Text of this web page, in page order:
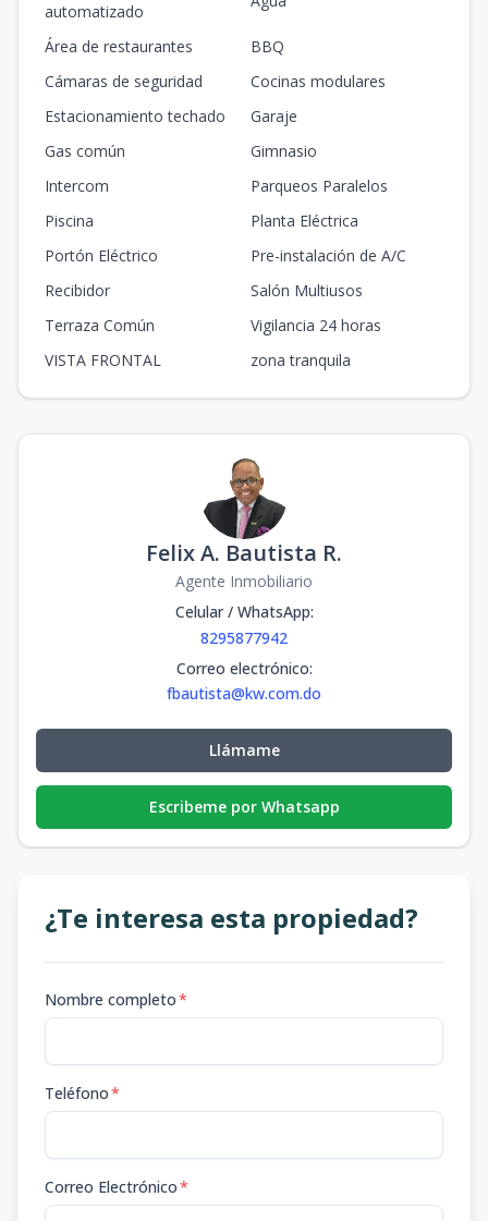
automatizado
Área de restaurantes
BBQ
Cámaras de seguridad
Cocinas modulares
Estacionamiento techado
Garaje
Gas común
Gimnasio
Intercom
Parqueos Paralelos
Piscina
Planta Eléctrica
Portón Eléctrico
Pre-instalación de A/C
Recibidor
Salón Multiusos
Terraza Común
Vigilancia 24 horas
VISTA FRONTAL
zona tranquila
Felix A. Bautista R.
Agente Inmobiliario
Celular / WhatsApp:
8295877942
Correo electrónico:
fbautista@kw.com.do
Llámame
Escribeme por Whatsapp
¿Te interesa esta propiedad?
Nombre completo*
Teléfono*
Correo Electrónico*